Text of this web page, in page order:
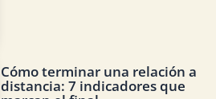
Cómo terminar una relación a
distancia: 7 indicadores que